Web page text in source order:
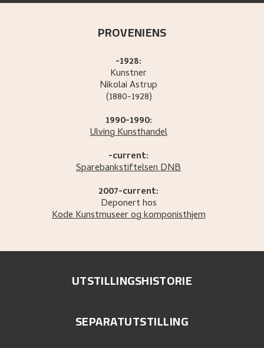
PROVENIENS
-1928:
Kunstner
NikolaiAstrup
(1880-1928)
1990-1990:
Ulving Kunsthandel
-current:
Sparebankstiftelsen DNB
2007-current:
Deponert hos
Kode Kunstmuseer og komponisthjem
UTSTILLINGSHISTORIE
SEPARATUTSTILLING